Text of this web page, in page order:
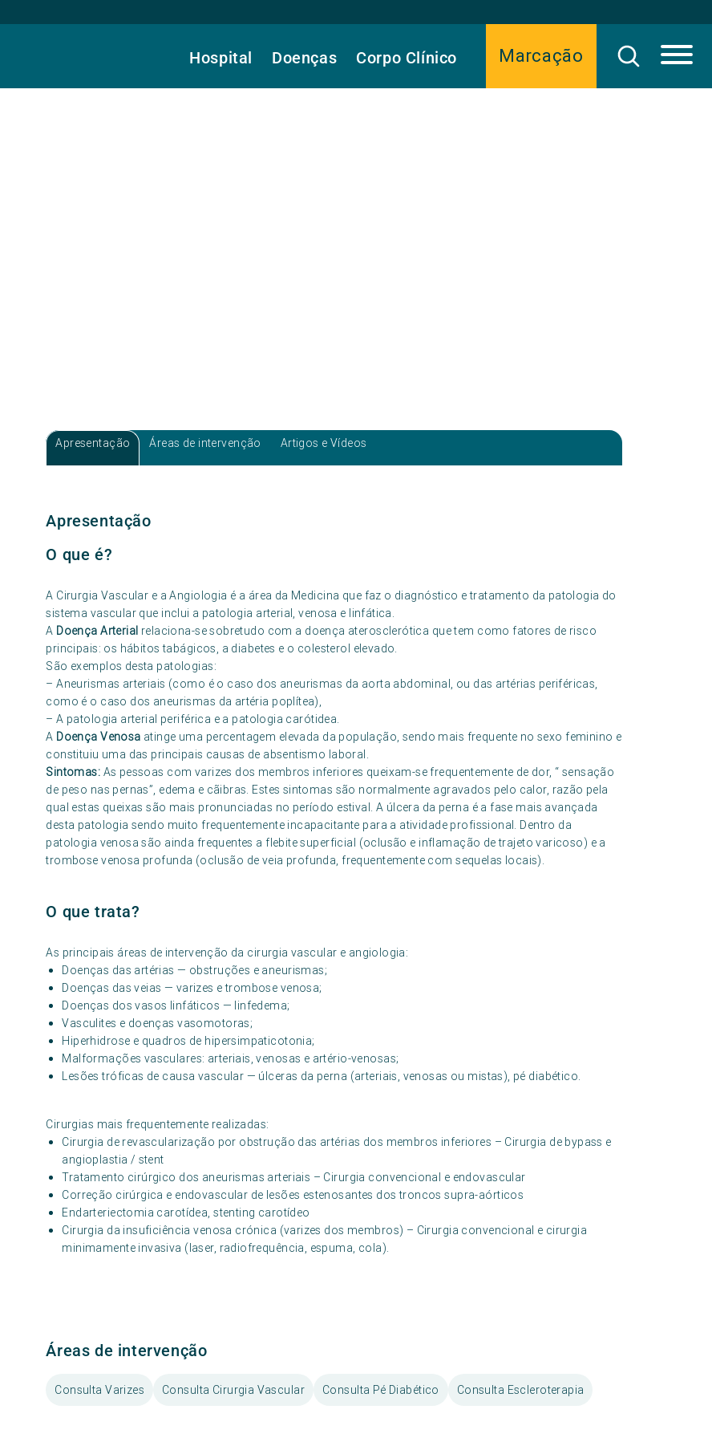
Marcação
Hospital Doenças Corpo Clínico
Apresentação Áreas de intervenção Artigos e Vídeos
Apresentação
O que é?
A Cirurgia Vascular e a Angiologia é a área da Medicina que faz o diagnóstico e tratamento da patologia do
sistema vascular que inclui a patologia arterial, venosa e linfática.
A Doença Arterial relaciona-se sobretudo com a doença aterosclerótica que tem como fatores de risco
principais: os hábitos tabágicos, a diabetes e o colesterol elevado.
São exemplos desta patologias:
– Aneurismas arteriais (como é o caso dos aneurismas da aorta abdominal, ou das artérias periféricas,
como é o caso dos aneurismas da artéria poplítea),
– A patologia arterial periférica e a patologia carótidea.
A Doença Venosa atinge uma percentagem elevada da população, sendo mais frequente no sexo feminino e
constituiu uma das principais causas de absentismo laboral.
Sintomas: As pessoas com varizes dos membros inferiores queixam-se frequentemente de dor, “ sensação
de peso nas pernas”, edema e cãibras. Estes sintomas são normalmente agravados pelo calor, razão pela
qual estas queixas são mais pronunciadas no período estival. A úlcera da perna é a fase mais avançada
desta patologia sendo muito frequentemente incapacitante para a atividade profissional. Dentro da
patologia venosa são ainda frequentes a flebite superficial (oclusão e inflamação de trajeto varicoso) e a
trombose venosa profunda (oclusão de veia profunda, frequentemente com sequelas locais).
O que trata?
As principais áreas de intervenção da cirurgia vascular e angiologia:
Doenças das artérias — obstruções e aneurismas;
Doenças das veias — varizes e trombose venosa;
Doenças dos vasos linfáticos — linfedema;
Vasculites e doenças vasomotoras;
Hiperhidrose e quadros de hipersimpaticotonia;
Malformações vasculares: arteriais, venosas e artério-venosas;
Lesões tróficas de causa vascular — úlceras da perna (arteriais, venosas ou mistas), pé diabético.
Cirurgias mais frequentemente realizadas:
Cirurgia de revascularização por obstrução das artérias dos membros inferiores – Cirurgia de bypass e
angioplastia / stent
Tratamento cirúrgico dos aneurismas arteriais – Cirurgia convencional e endovascular
Correção cirúrgica e endovascular de lesões estenosantes dos troncos supra-aórticos
Endarteriectomia carotídea, stenting carotídeo
Cirurgia da insuficiência venosa crónica (varizes dos membros) – Cirurgia convencional e cirurgia
minimamente invasiva (laser, radiofrequência, espuma, cola).
Áreas de intervenção
Consulta Varizes Consulta Cirurgia Vascular Consulta Pé Diabético Consulta Escleroterapia